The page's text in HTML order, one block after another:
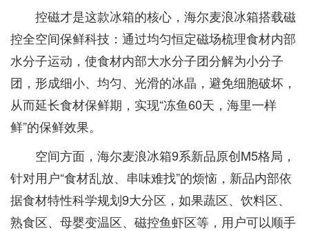
控磁才是这款冰箱的核心，海尔麦浪冰箱搭载磁
控全空间保鲜科技：通过均匀恒定磁场梳理食材内部
水分子运动，使食材内部大水分子团分解为小分子
团，形成细小、均匀、光滑的冰晶，避免细胞破坏，
从而延长食材保鲜期，实现“冻鱼60天，海里一样
鲜”的保鲜效果。
空间方面，海尔麦浪冰箱9系新品原创M5格局，
针对用户“食材乱放、串味难找”的烦恼，新品内部依
据食材特性科学规划9大分区，如果蔬区、饮料区、
熟食区、母婴变温区、磁控鱼虾区等，用户可以顺手